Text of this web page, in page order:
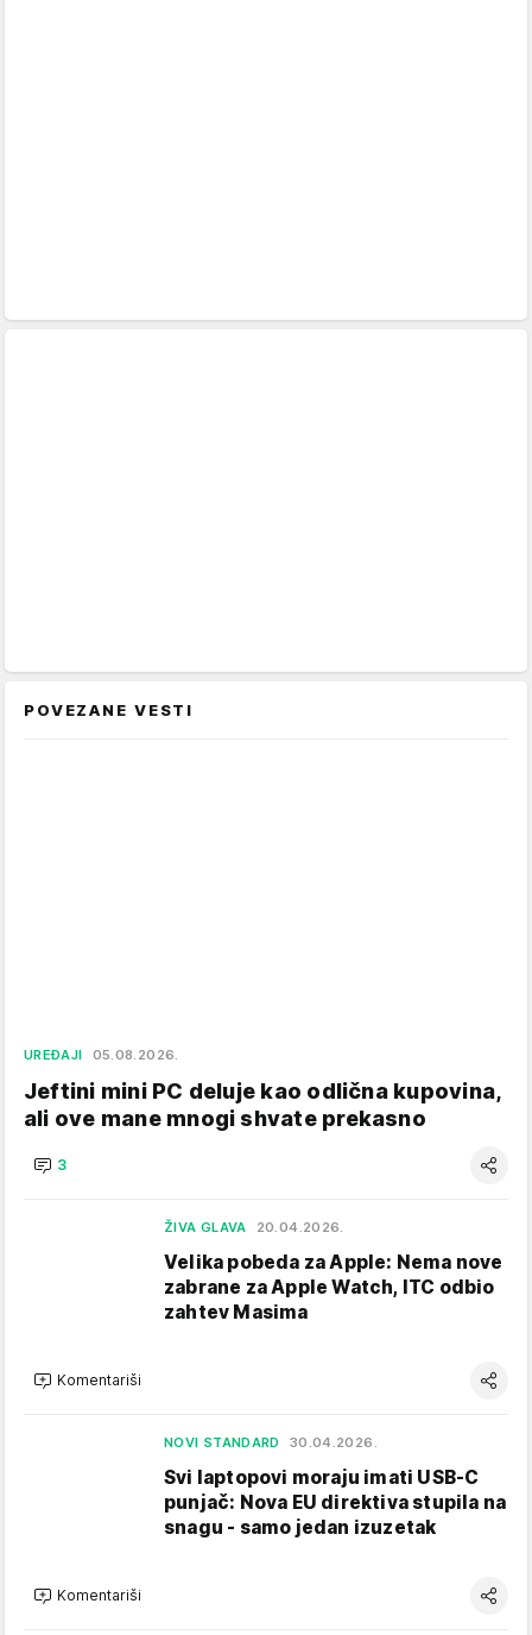
POVEZANE VESTI
UREĐAJI 05.08.2026.
Jeftini mini PC deluje kao odlična kupovina,
ali ove mane mnogi shvate prekasno
3
ŽIVA GLAVA 20.04.2026.
Velika pobeda za Apple: Nema nove
zabrane za Apple Watch, ITC odbio
zahtev Masima
Komentariši
NOVI STANDARD 30.04.2026.
Svi laptopovi moraju imati USB-C
punjač: Nova EU direktiva stupila na
snagu - samo jedan izuzetak
Komentariši